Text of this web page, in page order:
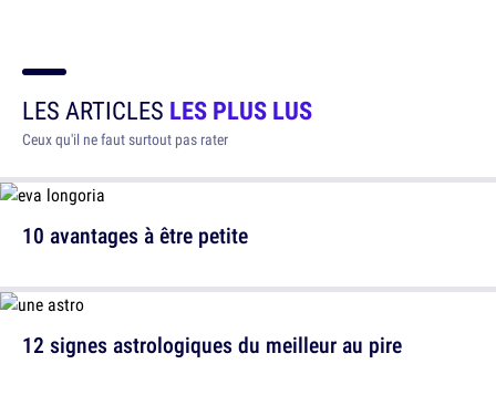
LES ARTICLES LES PLUS LUS
Ceux qu'il ne faut surtout pas rater
10 avantages à être petite
12 signes astrologiques du meilleur au pire